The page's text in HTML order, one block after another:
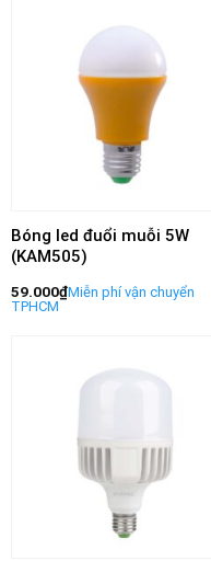
Bóng led đuổi muỗi 5W
(KAM505)
59.000₫